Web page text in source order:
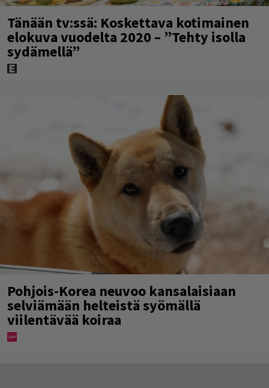
Tänään tv:ssä: Koskettava kotimainen
elokuva vuodelta 2020 – ”Tehty isolla
sydämellä”
Pohjois-Korea neuvoo kansalaisiaan
selviämään helteistä syömällä
viilentävää koiraa